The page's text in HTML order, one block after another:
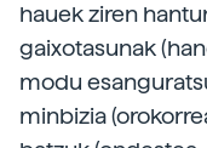
hauek ziren
gaixotasunak
modu
minbizia